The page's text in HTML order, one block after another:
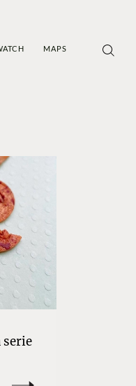
MAPS
serie